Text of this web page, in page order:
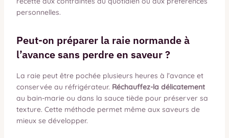
personnelles.
Peut-on préparer la raie normande à
l’avance sans perdre en saveur ?
La raie peut être pochée plusieurs heures à l’avance et
conservée au réfrigérateur. Réchauffez-la délicatement
au bain-marie ou dans la sauce tiède pour préserver sa
texture. Cette méthode permet même aux saveurs de
mieux se développer.